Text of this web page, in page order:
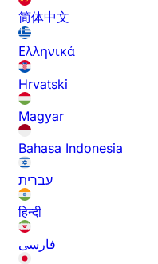
简体中文
Ελληνικά
Hrvatski
Magyar
Bahasa Indonesia
עברית
हिन्दी
فارسی